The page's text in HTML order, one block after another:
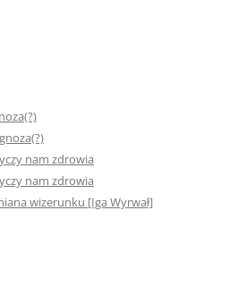
nam zdrowia
nam zdrowia
wizerunku [Iga Wyrwał]